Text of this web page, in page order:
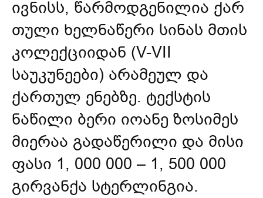
ივნისს, წარმოდგენილია ქარ
თული ხელნაწერი სინას მთის
კოლექციიდან (V-VII
საუკუნეები) არამეულ და
ქართულ ენებზე. ტექსტის
ნაწილი ბერი იოანე ზოსიმეს
მიერაა გადაწერილი და მისი
ფასი 1, 000 000 – 1, 500 000
გირვანქა სტერლინგია.